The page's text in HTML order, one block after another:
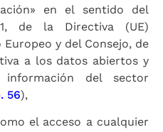
en el sentido del
de la Directiva (UE)
y del Consejo, de
a los datos abiertos y
del sector
56),
el acceso a cualquier